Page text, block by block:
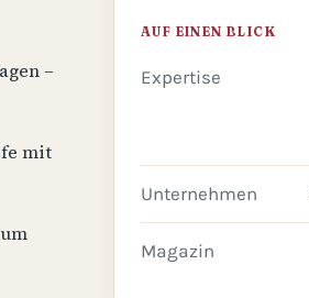
–
mit
AUF EINEN BLICK
Expertise
Unternehmen
Magazin